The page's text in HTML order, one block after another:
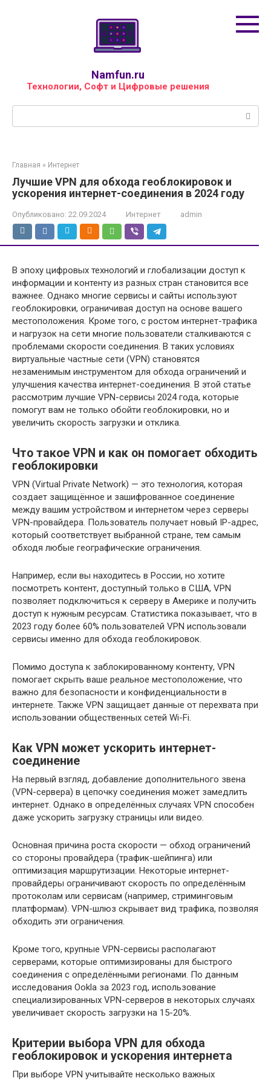
Namfun.ru
Технологии, Софт и Цифровые решения
Главная » Интернет
Лучшие VPN для обхода геоблокировок и
ускорения интернет-соединения в 2024 году
Опубликовано: 22.09.2024 Интернет admin
В эпоху цифровых технологий и глобализации доступ к
информации и контенту из разных стран становится все
важнее. Однако многие сервисы и сайты используют
геоблокировки, ограничивая доступ на основе вашего
местоположения. Кроме того, с ростом интернет-трафика
и нагрузок на сети многие пользователи сталкиваются с
проблемами скорости соединения. В таких условиях
виртуальные частные сети (VPN) становятся
незаменимым инструментом для обхода ограничений и
улучшения качества интернет-соединения. В этой статье
рассмотрим лучшие VPN-сервисы 2024 года, которые
помогут вам не только обойти геоблокировки, но и
увеличить скорость загрузки и отклика.
Что такое VPN и как он помогает обходить
геоблокировки
VPN (Virtual Private Network) — это технология, которая
создает защищённое и зашифрованное соединение
между вашим устройством и интернетом через серверы
VPN-провайдера. Пользователь получает новый IP-адрес,
который соответствует выбранной стране, тем самым
обходя любые географические ограничения.
Например, если вы находитесь в России, но хотите
посмотреть контент, доступный только в США, VPN
позволяет подключиться к серверу в Америке и получить
доступ к нужным ресурсам. Статистика показывает, что в
2023 году более 60% пользователей VPN использовали
сервисы именно для обхода геоблокировок.
Помимо доступа к заблокированному контенту, VPN
помогает скрыть ваше реальное местоположение, что
важно для безопасности и конфиденциальности в
интернете. Также VPN защищает данные от перехвата при
использовании общественных сетей Wi-Fi.
Как VPN может ускорить интернет-
соединение
На первый взгляд, добавление дополнительного звена
(VPN-сервера) в цепочку соединения может замедлить
интернет. Однако в определённых случаях VPN способен
даже ускорить загрузку страницы или видео.
Основная причина роста скорости — обход ограничений
со стороны провайдера (трафик-шейпинга) или
оптимизация маршрутизации. Некоторые интернет-
провайдеры ограничивают скорость по определённым
протоколам или сервисам (например, стриминговым
платформам). VPN-шлюз скрывает вид трафика, позволяя
обходить эти ограничения.
Кроме того, крупные VPN-сервисы располагают
серверами, которые оптимизированы для быстрого
соединения с определёнными регионами. По данным
исследования Ookla за 2023 год, использование
специализированных VPN-серверов в некоторых случаях
увеличивает скорость загрузки на 15-20%.
Критерии выбора VPN для обхода
геоблокировок и ускорения интернета
При выборе VPN учитывайте несколько важных